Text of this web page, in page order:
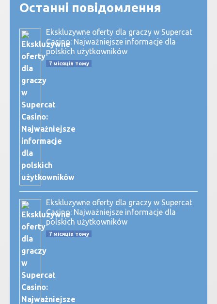
Останні повідомлення
Ekskluzywne oferty dla graczy w Supercat
Casino: Najważniejsze informacje dla
polskich użytkowników
7 місяців тому
Ekskluzywne oferty dla graczy w Supercat
Casino: Najważniejsze informacje dla
polskich użytkowników
7 місяців тому